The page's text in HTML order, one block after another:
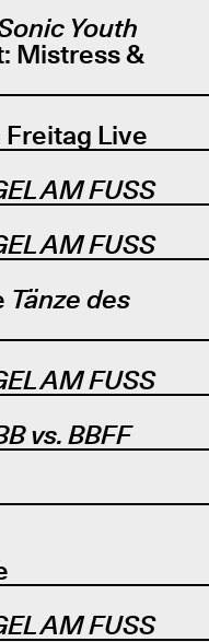
Youth
Mistress &
Freitag Live
AM FUSS
AM FUSS
Tänze des
AM FUSS
vs. BBFF
AM FUSS